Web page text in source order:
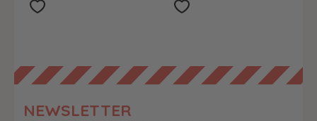
NEWSLETTER